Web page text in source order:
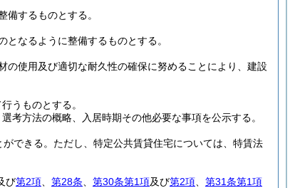
するものとする。
なるように整備するものとする。
使用及び適切な耐久性の確保に努めることにより、建設
うものとする。
考方法の概略、入居時期その他必要な事項を公示する。
できる。 ただし、特定公共賃貸住宅については、特賃法
び第2項 第28条 第30条第1項及び第2項
第31条第1項